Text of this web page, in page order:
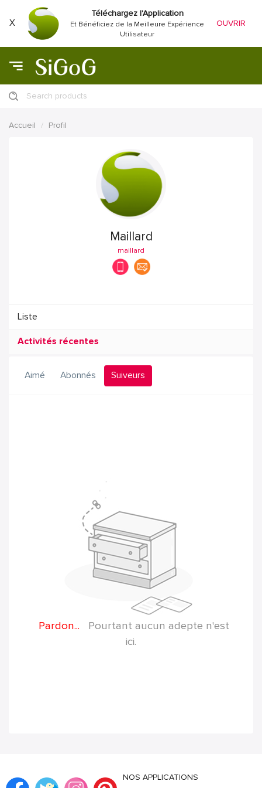
X
Téléchargez l'Application
Et Bénéficiez de la Meilleure Expérience
Utilisateur
OUVRIR
Search products
Accueil Profil
Maillard
maillard
Liste
Activités récentes
Aimé Abonnés Suiveurs
Pardon...
Pourtant aucun adepte n'est
ici.
NOS APPLICATIONS